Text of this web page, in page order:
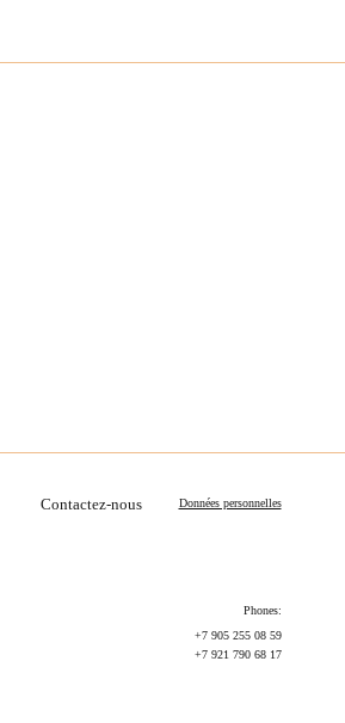
Contactez-nous Données personnelles
Phones:
+7 905 255 08 59
+7 921 790 68 17